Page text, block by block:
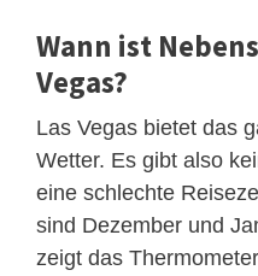
Wann ist
Vegas?
Las Vegas bietet das
Wetter. Es gibt also
eine schlechte
sind Dezember und
zeigt das